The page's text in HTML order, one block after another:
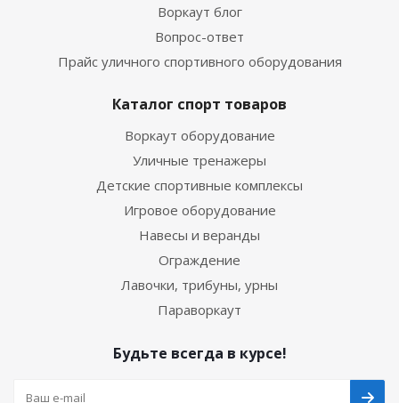
Воркаут блог
Вопрос-ответ
Прайс уличного спортивного оборудования
Каталог спорт товаров
Воркаут оборудование
Уличные тренажеры
Детские спортивные комплексы
Игровое оборудование
Навесы и веранды
Ограждение
Лавочки, трибуны, урны
Параворкаут
Будьте всегда в курсе!